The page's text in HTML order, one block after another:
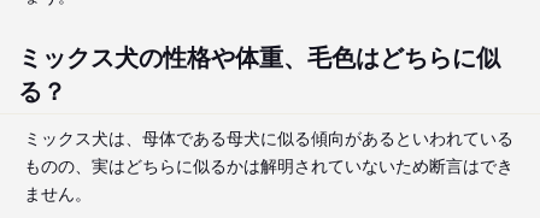
ミックス犬の性格や体重、毛色はどちらに似
る？
ミックス犬は、母体である母犬に似る傾向があるといわれている
ものの、実はどちらに似るかは解明されていないため断言はでき
ません。